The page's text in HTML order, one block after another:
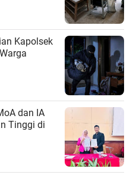
Kapolsek
dan IA
Tinggi di